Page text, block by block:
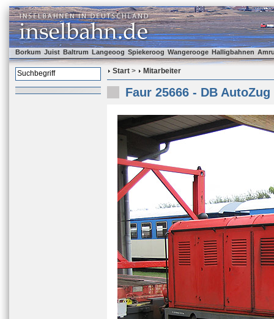
Borkum Juist Baltrum Langeoog Spiekeroog Wangerooge Halligbahnen
Start > Mitarbeiter
Faur 25666 - DB